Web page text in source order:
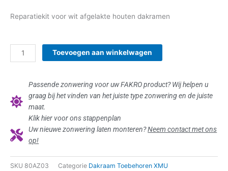
Reparatiekit voor wit afgelakte houten dakramen
FAKRO®
reparatiekit
aantal
Toevoegen aan winkelwagen
Passende zonwering voor uw FAKRO product? Wij helpen u
graag bij het vinden van het juiste type zonwering en de juiste
maat.
Klik hier voor ons stappenplan
Uw nieuwe zonwering laten monteren?Neem contact met ons
op!
SKU 80AZ03 Categorie Dakraam Toebehoren XMU